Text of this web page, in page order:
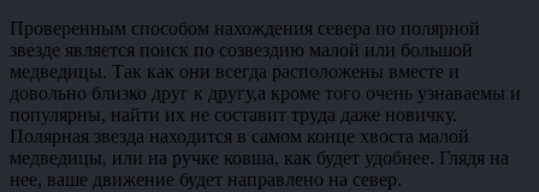
Проверенным способом нахождения севера по полярной
звезде является поиск по созвездию малой или большой
медведицы. Так как они всегда расположены вместе и
довольно близко друг к другу,а кроме того очень узнаваемы и
популярны, найти их не составит труда даже новичку.
Полярная звезда находится в самом конце хвоста малой
медведицы, или на ручке ковша, как будет удобнее. Глядя на
нее, ваше движение будет направлено на север.